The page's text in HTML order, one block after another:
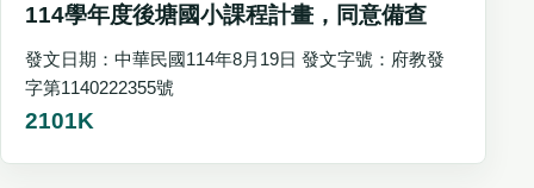
114學年度後塘國小課程計畫，同意備查
發文日期：中華民國114年8月19日 發文字號：府教發
字第1140222355號
2101K